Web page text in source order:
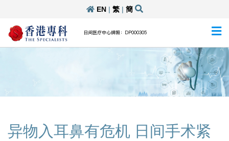
EN| 繁| 簡
日间医疗中心牌照：DP000305
异物入耳鼻有危机 日间手术紧